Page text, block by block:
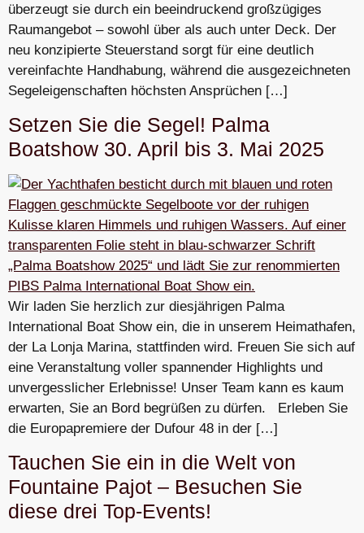
überzeugt sie durch ein beeindruckend großzügiges
Raumangebot – sowohl über als auch unter Deck. Der
neu konzipierte Steuerstand sorgt für eine deutlich
vereinfachte Handhabung, während die ausgezeichneten
Segeleigenschaften höchsten Ansprüchen […]
Setzen Sie die Segel! Palma
Boatshow 30. April bis 3. Mai 2025
Wir laden Sie herzlich zur diesjährigen Palma
International Boat Show ein, die in unserem Heimathafen,
der La Lonja Marina, stattfinden wird. Freuen Sie sich auf
eine Veranstaltung voller spannender Highlights und
unvergesslicher Erlebnisse! Unser Team kann es kaum
erwarten, Sie an Bord begrüßen zu dürfen. Erleben Sie
die Europapremiere der Dufour 48 in der […]
Tauchen Sie ein in die Welt von
Fountaine Pajot – Besuchen Sie
diese drei Top-Events!